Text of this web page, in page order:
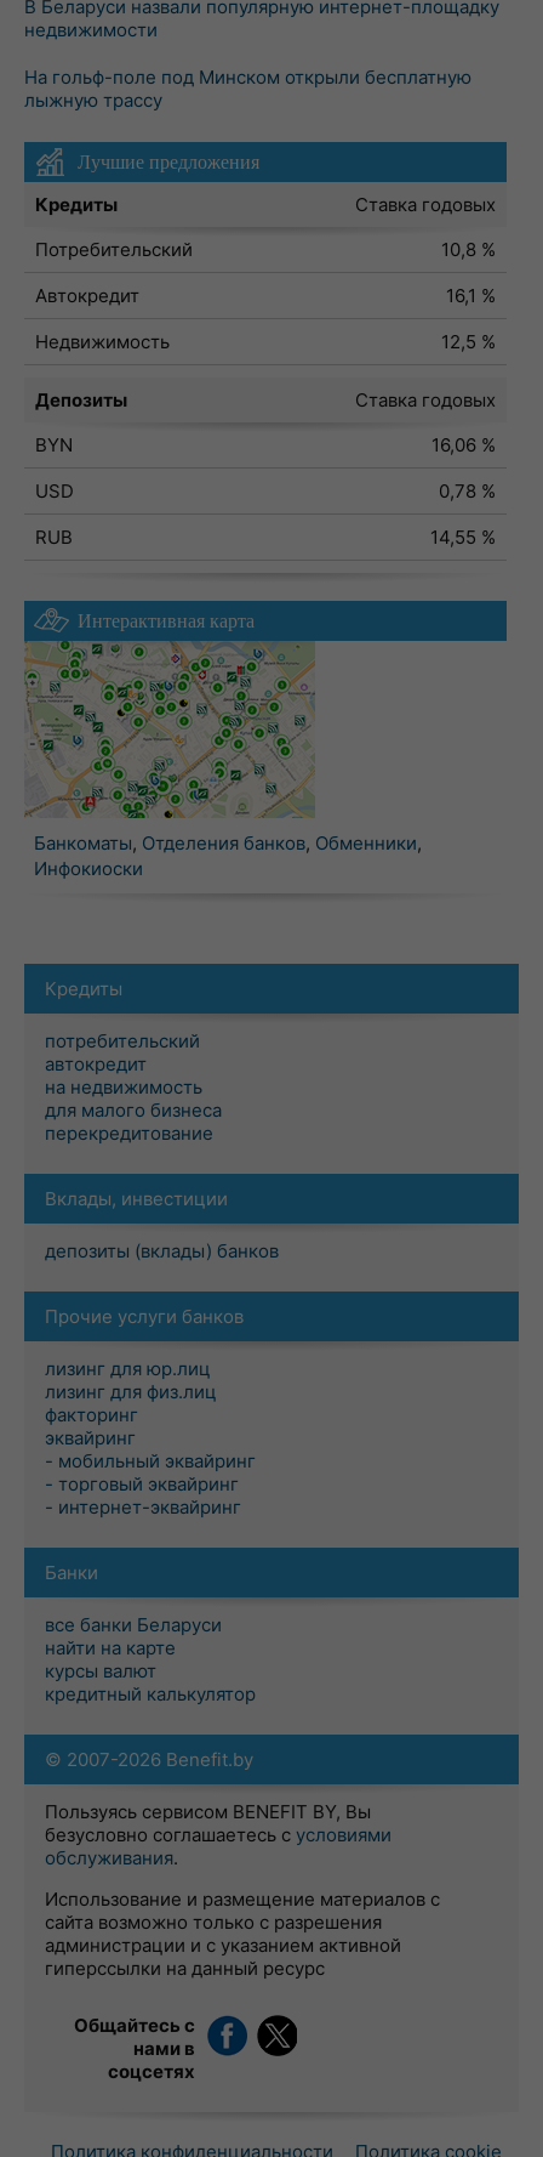
В Беларуси назвали популярную интернет-площадку
недвижимости
На гольф-поле под Минском открыли бесплатную
лыжную трассу
Лучшие предложения
Кредиты
Ставка годовых
Потребительский
10,8 %
Автокредит
16,1 %
Недвижимость
12,5 %
Депозиты
Ставка годовых
BYN
16,06 %
USD
0,78 %
RUB
14,55 %
Интерактивная карта
Банкоматы, Отделения банков, Обменники,
Инфокиоски
Кредиты
потребительский
автокредит
на недвижимость
для малого бизнеса
перекредитование
Вклады, инвестиции
депозиты (вклады) банков
Прочие услуги банков
лизинг для юр.лиц
лизинг для физ.лиц
факторинг
эквайринг
- мобильный эквайринг
- торговый эквайринг
- интернет-эквайринг
Банки
все банки Беларуси
найти на карте
курсы валют
кредитный калькулятор
© 2007-2026 Benefit.by
Пользуясь сервисом BENEFIT BY, Вы
безусловно соглашаетесь с условиями
обслуживания.
Использование и размещение материалов с
сайта возможно только с разрешения
администрации и с указанием активной
гиперссылки на данный ресурс
Общайтесь с
нами в
соцсетях
Политика конфиденциальности Политика cookie